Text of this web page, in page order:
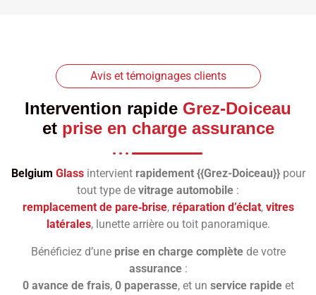
Avis et témoignages clients
Intervention rapide Grez-Doiceau
et prise en charge assurance
Belgium Glassintervient rapidement {{Grez-Doiceau}}pour
tout type de vitrage automobile :
remplacement de pare‑brise, réparation d’éclat, vitres
latérales, lunette arrière ou toit panoramique.
Bénéficiez d’une prise en charge complètede votre
assurance:
0 avance de frais, 0 paperasse, et un service rapideet